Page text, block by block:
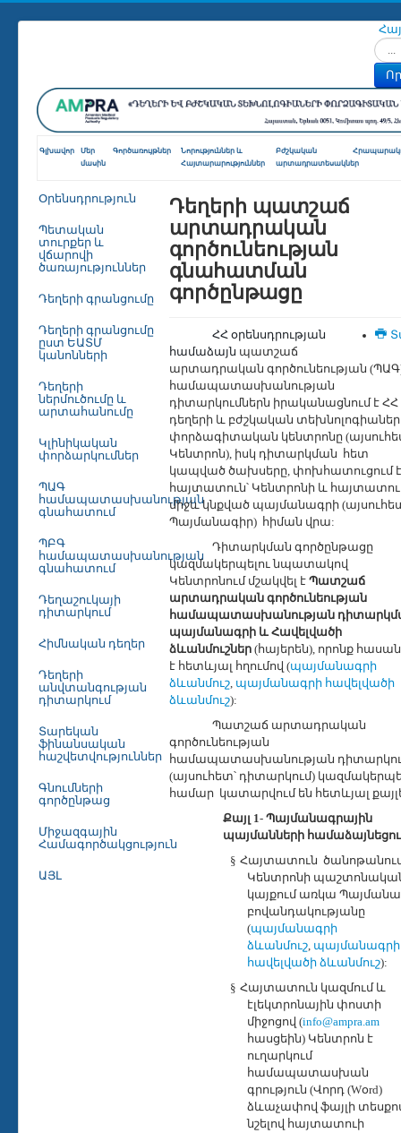
Գլխավոր
Մեր
մասին
Գործառույթներ
Նորություններ և
Հայտարարություններ
Բժշկական
արտադրատեսակներ
Օրենսդրություն
Պետական
տուրքեր և
վճարովի
ծառայություններ
Դեղերի գրանցումը
Դեղերի գրանցումը
ըստ ԵԱՏՄ
կանոնների
Դեղերի
ներմուծումը և
արտահանումը
Կլինիկական
փորձարկումներ
ՊԱԳ
համապատասխանության
գնահատում
ՊԲԳ
համապատասխանության
գնահատում
Դեղաշուկայի
դիտարկում
Հիմնական դեղեր
Դեղերի
անվտանգության
դիտարկում
Տարեկան
ֆինանսական
հաշվետվություններ
Գնումների
գործընթաց
Միջազգային
Համագործակցություն
ԱՅԼ
Դեղերի պատշաճ
արտադրական
գործունեության
գնահատման
գործընթացը
ՀՀ օրենսդրության
համաձայն պատշաճ
արտադրական գործունեության
համապատասխանության
դիտարկումներն իրականացնում է ՀՀ
դեղերի և բժշկական
փորձագիտական կենտրոնը
Կենտրոն), իսկ դիտարկման
հետ
կապված ծախսերը, փոխհատուցում
հայտատուն՝ Կենտրոնի և
միջև կնքված պայմանագրի
Պայմանագիր) հիման վրա:
Դիտարկման գործընթացը
կազմակերպելու նպատակով
Կենտրոնում մշակվել էՊատշաճ
արտադրական գործունեության
համապատասխանության
պայմանագրի և Հավելվածի
ձևանմուշներ (հայերեն), որոնք
է հետևյալ հղումով (պայմանագրի
ձևանմուշ պայմանագրի հավելվածի
ձևանմուշ):
Պատշաճ արտադրական
գործունեության
համապատասխանության
(այսուհետ՝ դիտարկում)
համար կատարվում են հետևյալ
Քայլ 1-Պայմանագրային
պայմանների
§ Հայտատուն
Կենտրոնի
կայքում առկա
բովանդակությանը
(պայմանագրի
ձևանմուշ, պայմանագրի
հավելվածի ձևանմուշ):
§ Հայտատուն կազմում և
էլեկտրոնային փոստի
միջոցով (info@ampra.am
հասցեին) Կենտրոն է
ուղարկում
համապատասխան
գրություն (Վորդ (Wօrd)
ձևաչափով ֆայլի
նշելով հայտատուի